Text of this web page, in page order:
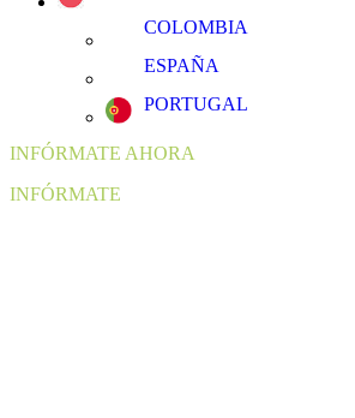
COLOMBIA
ESPAÑA
PORTUGAL
INFÓRMATE AHORA
INFÓRMATE